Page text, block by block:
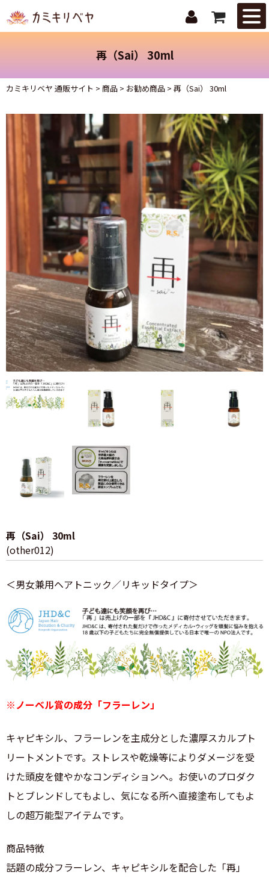
はじめての
トピックス
取扱商品
ご注文ガイ
ド
お問合せ
再（Sai） 30ml
カミキリベヤ 通販サイト > 商品 > お勧め商品 > 再（Sai） 30ml
再（Sai） 30ml
(other012)
＜男女兼用ヘアトニック／リキッドタイプ＞
※ノーベル賞の成分「フラーレン」
キャピキシル、フラーレンを主成分とした濃厚スカルプト
リートメントです。ストレスや乾燥等によりダメージを受
けた頭皮を健やかなコンディションへ。お使いのプロダク
トとブレンドしてもよし、気になる所へ直接塗布してもよ
しの超万能型アイテムです。
商品特徴
話題の成分フラーレン、キャピキシルを配合した「再」